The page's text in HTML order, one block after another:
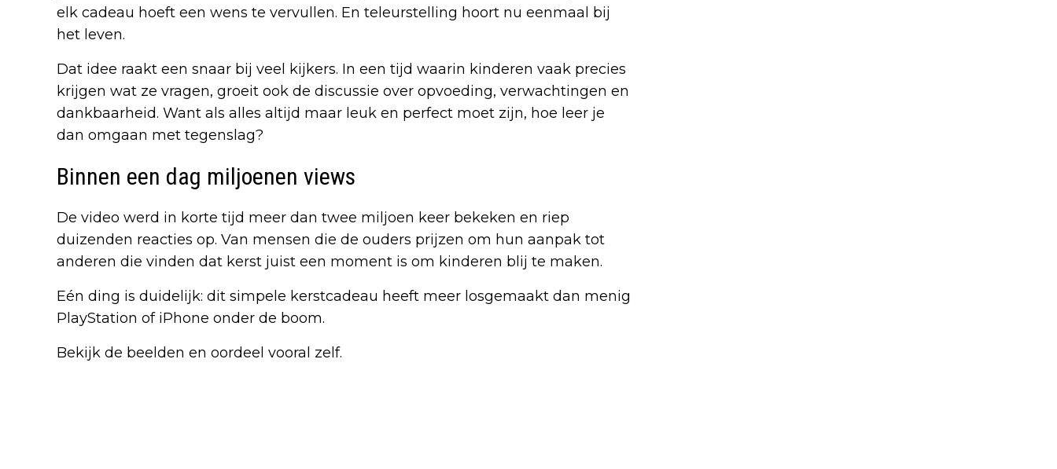
elk cadeau hoeft een wens te vervullen. En teleurstelling hoort nu eenmaal bij
het leven.
Dat idee raakt een snaar bij veel kijkers. In een tijd waarin kinderen vaak precies
krijgen wat ze vragen, groeit ook de discussie over opvoeding, verwachtingen en
dankbaarheid. Want als alles altijd maar leuk en perfect moet zijn, hoe leer je
dan omgaan met tegenslag?
Binnen een dag miljoenen views
De video werd in korte tijd meer dan twee miljoen keer bekeken en riep
duizenden reacties op. Van mensen die de ouders prijzen om hun aanpak tot
anderen die vinden dat kerst juist een moment is om kinderen blij te maken.
Eén ding is duidelijk: dit simpele kerstcadeau heeft meer losgemaakt dan menig
PlayStation of iPhone onder de boom.
Bekijk de beelden en oordeel vooral zelf.